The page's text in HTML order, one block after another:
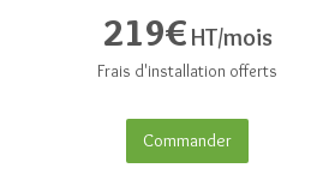
219€HT/mois
Frais d'installation offerts
Commander